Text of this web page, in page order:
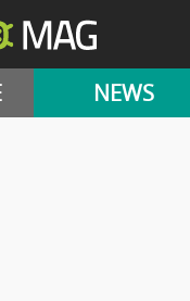
NEWS